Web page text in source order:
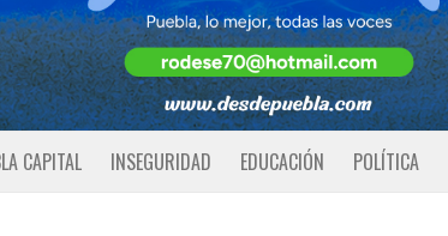
CAPITAL INSEGURIDAD EDUCACIÓN POLÍTICA